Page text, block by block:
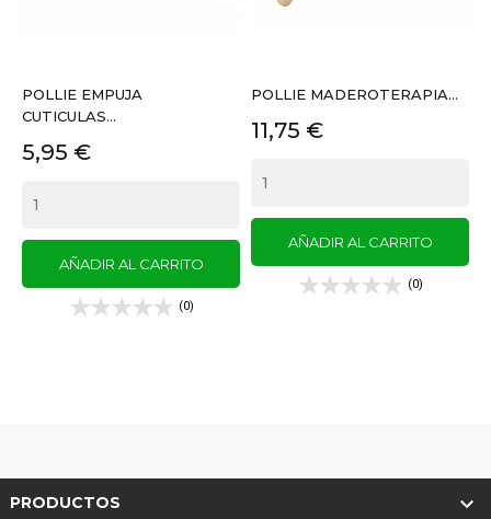
POLLIE EMPUJA
CUTICULAS...
Precio
5,95 €
AÑADIR AL CARRITO
(0)
POLLIE MADEROTERAPIA...
Precio
11,75 €
AÑADIR AL CARRITO
(0)
PRODUCTOS 